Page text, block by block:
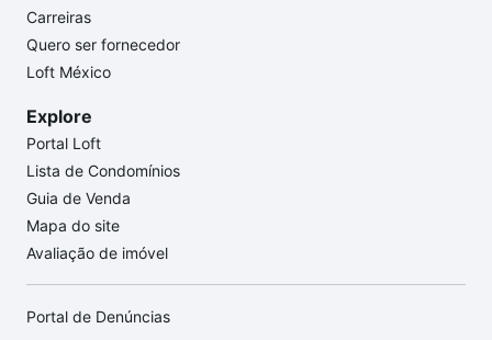
Carreiras
Quero ser fornecedor
Loft México
Explore
Portal Loft
Lista de Condomínios
Guia de Venda
Mapa do site
Avaliação de imóvel
Portal de Denúncias